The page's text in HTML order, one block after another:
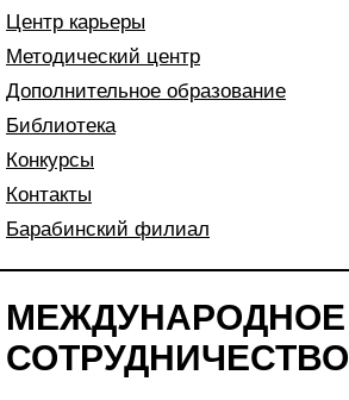
Центр карьеры
Методический центр
Дополнительное образование
Библиотека
Конкурсы
Контакты
Барабинский филиал
МЕЖДУНАРОДНОЕ
СОТРУДНИЧЕСТВО